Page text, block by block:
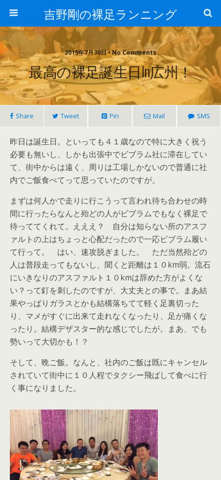
吉野剛の裸足ランニング
2015年7月30日 • No Comments
最高の裸足誕生日in広州！
Share Tweet Pin Mail SMS
昨日は誕生日。といっても４１歳なので特に大きく祝う
必要も無いし、しかも出張中でビブラム社に滞在してい
て、街中からは遠く、周りは工場しかないので普通に社
内でご飯食べてって思っていたのですが。
まずは何人かで走りに行こうって言われ待ち合わせの時
間に行ったらなんと殆どの人がビブラムでもなく裸足で
待っててくれて。えええ？ 自分は知らない所のアスフ
ァルトの上はちょっと心配だったので一応ビブラム履い
て行って。 はい、速攻脱ぎました。 ただ当然殆どの
人は普段走ってもないし、聞くと距離は１０km弱。流石
にいきなりのアスファルト１０kmは辞めた方がよくな
い？って釘を刺したのですが、大丈夫との事で。まあ結
果やっぱりガラスとかも結構落ちてて軽く足裏切った
り、マメがすぐに出来て走れなくなったり、足が痛くな
ったり。結構デザスター的な感じでしたが。まあ、でも
勢いって大切かも！？
そして、晩ご飯。なんと、社内のご飯は既にキャンセル
されていて街中に１０人程でタクシー飛ばして食べに行
く事になりました。